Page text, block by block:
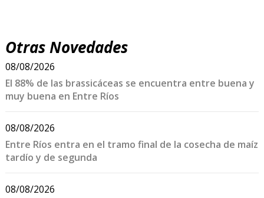
Otras Novedades
08/08/2026
El 88% de las brassicáceas se encuentra entre buena y
muy buena en Entre Ríos
08/08/2026
Entre Ríos entra en el tramo final de la cosecha de maíz
tardío y de segunda
08/08/2026